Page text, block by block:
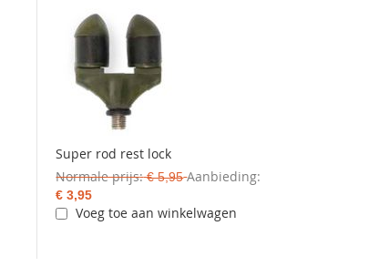
Super rod rest lock
Normale prijs € 5,95 Aanbieding
€ 3,95
Voeg toe aan winkelwagen